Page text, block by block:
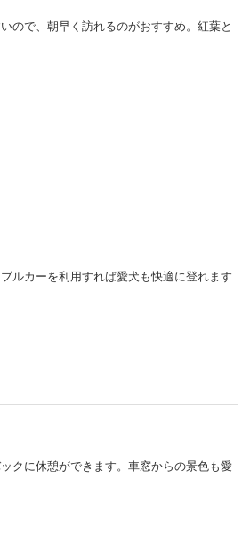
ので、朝早く訪れるのがおすすめ。紅葉と
ルカーを利用すれば愛犬も快適に登れます
クに休憩ができます。車窓からの景色も愛